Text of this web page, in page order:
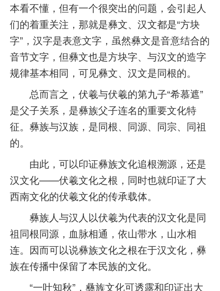
本看不懂，但有一个很突出的问题，会引起人
们的着重关注，那就是彝文、汉文都是“方块
字”，汉字是表意文字，虽然彝文是音意结合的
音节文字，但彝文也是方块字、与汉文的造字
规律基本相同，可见彝文、汉文是同根的。
总而言之，伏羲与伏羲的第九子“希慕遮”
是父子关系，是彝族父子连名的重要文化特
征。彝族与汉族，是同根、同源、同宗、同祖
的。
由此，可以印证彝族文化追根溯源，还是
汉文化——伏羲文化之根，同时也就印证了大
西南文化的伏羲文化的传承载体。
彝族人与汉人以伏羲为代表的汉文化是同
祖同根同源，血脉相通，依山带水，山水相
连。因而可以说彝族文化之根在于汉文化，彝
族在传播中保留了本民族的文化。
“一叶知秋”，彝族文化可透露和印证出大